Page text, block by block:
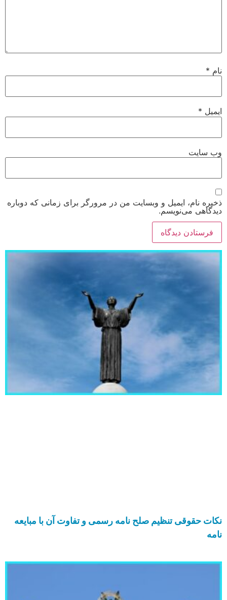
نام *
ایمیل *
وب‌ سایت
ذخیره نام، ایمیل و وبسایت من در مرورگر برای زمانی که دوباره
دیدگاهی می‌نویسم.
نکات حقوقی تنظیم صلح نامه رسمی و تفاوت آن با مبایعه
نامه